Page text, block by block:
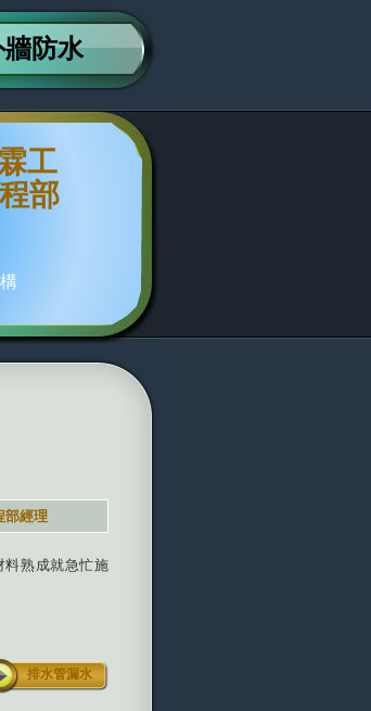
防水
工
部
部經理
料熟成就急忙施
排水管漏水